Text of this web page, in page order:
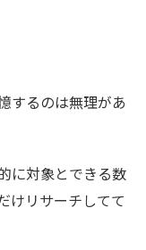
するのは無理があ
に対象とできる数
けリサーチしてて